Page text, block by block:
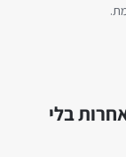
אחרות בלי